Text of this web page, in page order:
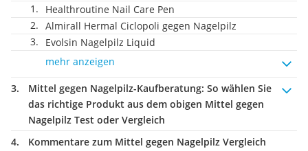
Healthroutine Nail Care Pen
Almirall Hermal Ciclopoli gegen Nagelpilz
Evolsin Nagelpilz Liquid
mehr anzeigen
Mittel gegen Nagelpilz-Kaufberatung: So wählen Sie
das richtige Produkt aus dem obigen Mittel gegen
Nagelpilz Test oder Vergleich
Kommentare zum Mittel gegen Nagelpilz Vergleich